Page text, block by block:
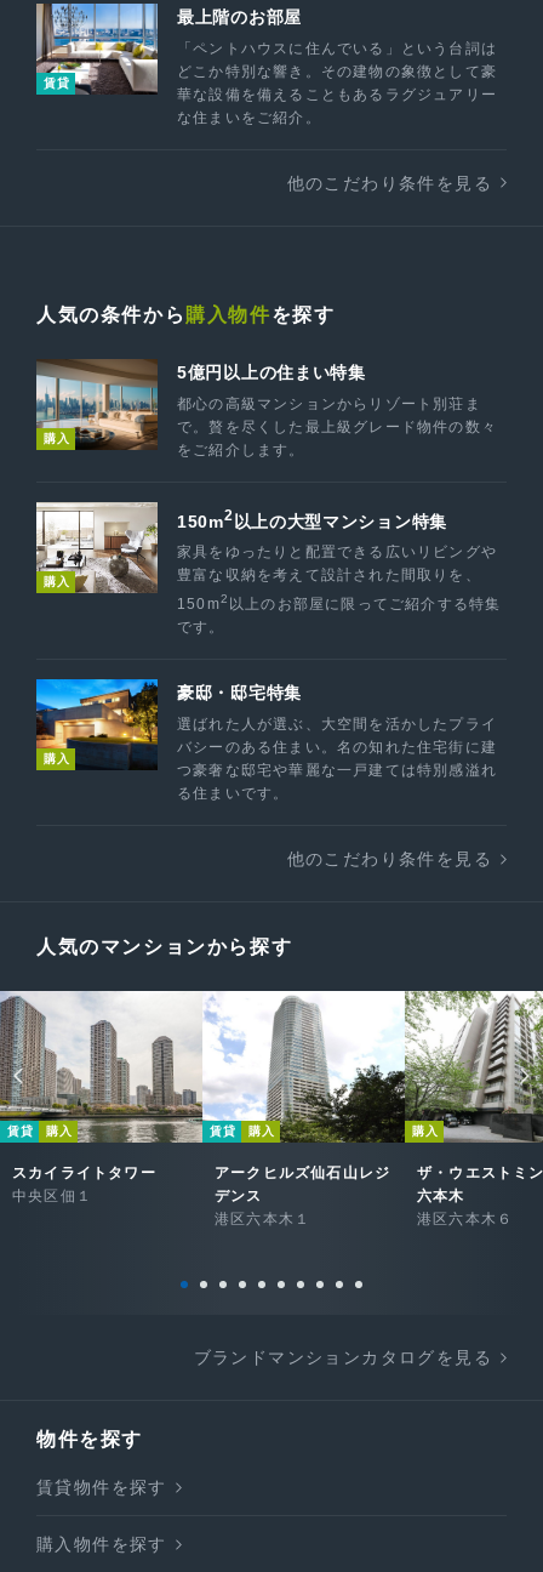
賃貸
最上階のお部屋
「ペントハウスに住んでいる」という台詞は
どこか特別な響き。その建物の象徴として豪
華な設備を備えることもあるラグジュアリー
な住まいをご紹介。
他のこだわり条件を見る
人気の条件から 購入物件を探す
購入
5億円以上の住まい特集
都心の高級マンションからリゾート別荘ま
で。贅を尽くした最上級グレード物件の数々
をご紹介します。
購入
150m2 以上の大型マンション特集
家具をゆったりと配置できる広いリビングや
豊富な収納を考えて設計された間取りを、
150m2 以上のお部屋に限ってご紹介する特集
です。
購入
豪邸・邸宅特集
選ばれた人が選ぶ、大空間を活かしたプライ
バシーのある住まい。名の知れた住宅街に建
つ豪奢な邸宅や華麗な一戸建ては特別感溢れ
る住まいです。
他のこだわり条件を見る
人気のマンションから探す
賃貸 購入
スカイライトタワー
中央区佃１
賃貸 購入
アークヒルズ仙石山レジ
デンス
港区六本木１
購入
ザ・ウエストミ
六本木
港区六本木６
ブランドマンションカタログを見る
物件を探す
賃貸物件を探す
購入物件を探す